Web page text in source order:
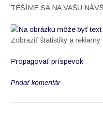
TEŠÍME SA NA VAŠU
Zobraziť štatistiky a reklamy
Propagovať príspevok
Pridať komentár